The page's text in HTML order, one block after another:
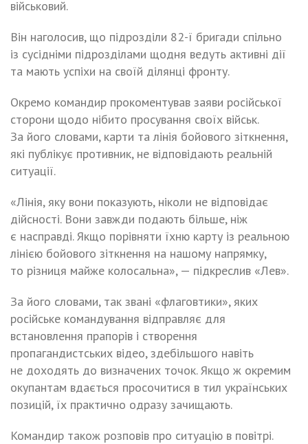
військовий.
Він наголосив, що підрозділи 82-ї бригади спільно
із сусідніми підрозділами щодня ведуть активні дії
та мають успіхи на своїй ділянці фронту.
Окремо командир прокоментував заяви російської
сторони щодо нібито просування своїх військ.
За його словами, карти та лінія бойового зіткнення,
які публікує противник, не відповідають реальній
ситуації.
«Лінія, яку вони показують, ніколи не відповідає
дійсності. Вони завжди подають більше, ніж
є насправді. Якщо порівняти їхню карту із реальною
лінією бойового зіткнення на нашому напрямку,
то різниця майже колосальна», — підкреслив «Лев».
За його словами, так звані «флаговтики», яких
російське командування відправляє для
встановлення прапорів і створення
пропагандистських відео, здебільшого навіть
не доходять до визначених точок. Якщо ж окремим
окупантам вдається просочитися в тил українських
позицій, їх практично одразу зачищають.
Командир також розповів про ситуацію в повітрі.